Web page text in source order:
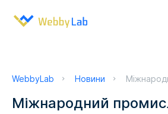
WebbyLab Новини
Міжнародний